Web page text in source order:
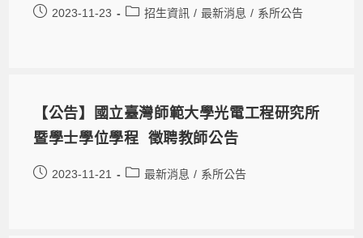
2023-11-23 招生資訊 / 最新消息 / 系所公告
【公告】國立臺灣師範大學光電工程研究所
暨學士學位學程 徵聘教師公告
2023-11-21 最新消息 / 系所公告